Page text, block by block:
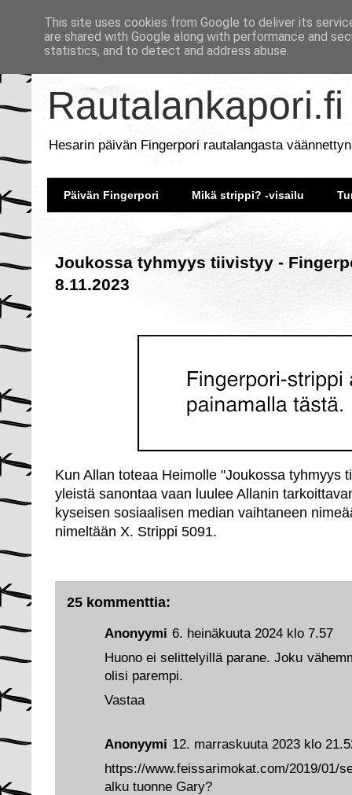
Rautalankapori.fi
Hesarin päivän Fingerpori rautalangasta
Päivän Fingerpori Mikä strippi? -visailu
Joukossa tyhmyys tiivistyy -
8.11.2023
Kun Allan toteaa Heimolle "Joukossa tyhmyys
yleistä sanontaa vaan luulee Allanin
kyseisen sosiaalisen median vaihtaneen
nimeltään X. Strippi 5091.
25 kommenttia:
Anonyymi 12. marraskuuta 2023 klo
https://www.feissarimokat.com/2019/01/
alku tuonne Gary?
Anonyymi 6. heinäkuuta 2024 klo 7.57
Huono ei selittelyillä parane. Joku
olisi parempi.
Vastaa
This site uses cookies from Google to deliver its
are shared with Google along with performance and
statistics, and to detect and address abuse.